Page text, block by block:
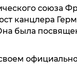
союза
канцлера
была